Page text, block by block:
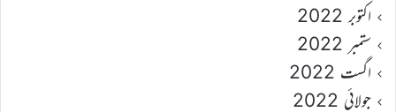
اکتوبر 2022
ستمبر 2022
اگست 2022
جولائی 2022